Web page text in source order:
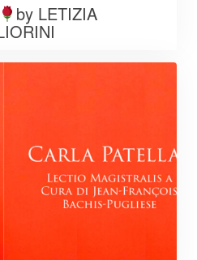
by LETIZIA